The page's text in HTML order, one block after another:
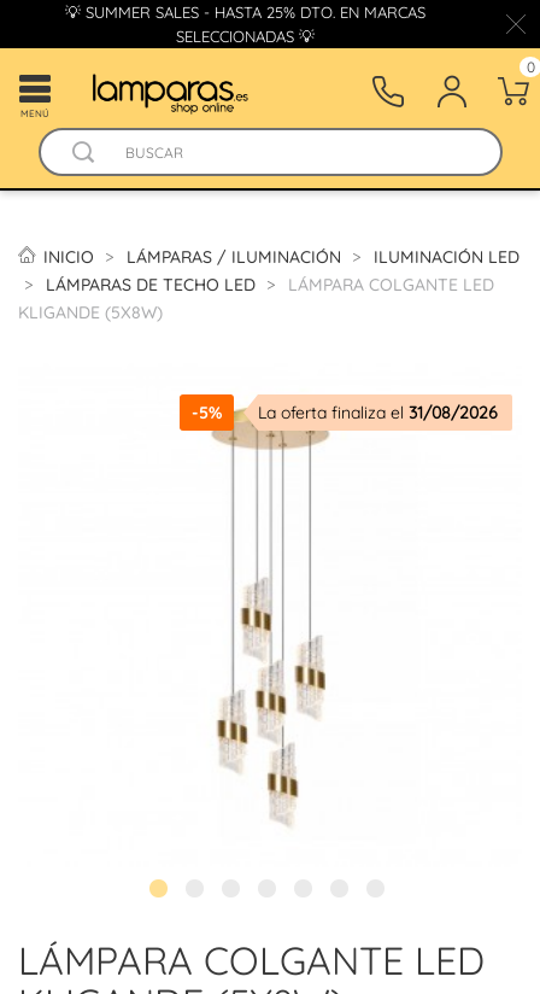
💡 SUMMER SALES - HASTA 25% DTO. EN MARCAS
SELECCIONADAS 💡
MENÚ
0
INICIO LÁMPARAS / ILUMINACIÓN
ILUMINACIÓN LED
LÁMPARAS DE TECHO LED
LÁMPARA COLGANTE LED
KLIGANDE (5X8W)
-5% La oferta finaliza el 31/08/2026
LÁMPARA COLGANTE LED